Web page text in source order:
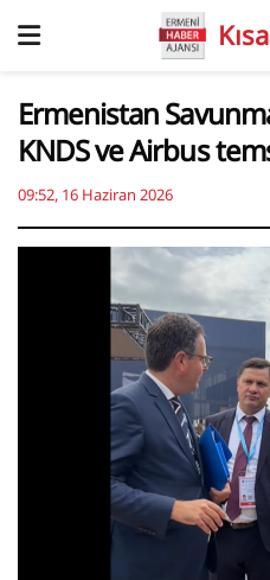
Ermenistan
KNDS ve Airbus
09:52, 16 Haziran 2026